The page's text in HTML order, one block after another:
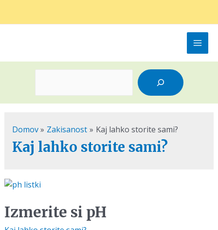
Domov Zakisanost Kaj lahko storite sami?
Kaj lahko storite sami?
Izmerite si pH